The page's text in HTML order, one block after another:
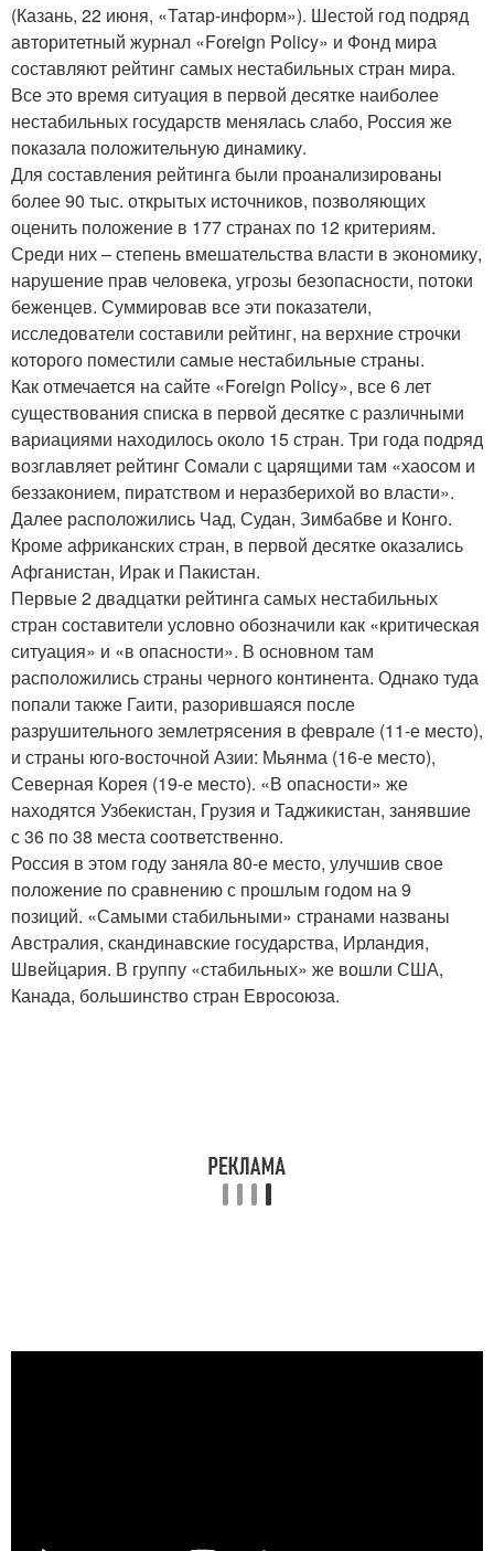
(Казань, 22 июня, «Татар-информ»). Шестой год подряд
авторитетный журнал «Foreign Policy» и Фонд мира
составляют рейтинг самых нестабильных стран мира.
Все это время ситуация в первой десятке наиболее
нестабильных государств менялась слабо, Россия же
показала положительную динамику.
Для составления рейтинга были проанализированы
более 90 тыс. открытых источников, позволяющих
оценить положение в 177 странах по 12 критериям.
Среди них – степень вмешательства власти в экономику,
нарушение прав человека, угрозы безопасности, потоки
беженцев. Суммировав все эти показатели,
исследователи составили рейтинг, на верхние строчки
которого поместили самые нестабильные страны.
Как отмечается на сайте «Foreign Policy», все 6 лет
существования списка в первой десятке с различными
вариациями находилось около 15 стран. Три года подряд
возглавляет рейтинг Сомали с царящими там «хаосом и
беззаконием, пиратством и неразберихой во власти».
Далее расположились Чад, Судан, Зимбабве и Конго.
Кроме африканских стран, в первой десятке оказались
Афганистан, Ирак и Пакистан.
Первые 2 двадцатки рейтинга самых нестабильных
стран составители условно обозначили как «критическая
ситуация» и «в опасности». В основном там
расположились страны черного континента. Однако туда
попали также Гаити, разорившаяся после
разрушительного землетрясения в феврале (11-е место),
и страны юго-восточной Азии: Мьянма (16-е место),
Северная Корея (19-е место). «В опасности» же
находятся Узбекистан, Грузия и Таджикистан, занявшие
с 36 по 38 места соответственно.
Россия в этом году заняла 80-е место, улучшив свое
положение по сравнению с прошлым годом на 9
позиций. «Самыми стабильными» странами названы
Австралия, скандинавские государства, Ирландия,
Швейцария. В группу «стабильных» же вошли США,
Канада, большинство стран Евросоюза.